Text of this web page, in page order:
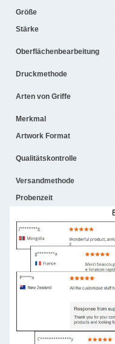
Größe
Stärke
Oberflächenbearbeitung
Druckmethode
Arten von Griffe
Merkmal
Artwork Format
Qualitätskontrolle
Versandmethode
Probenzeit